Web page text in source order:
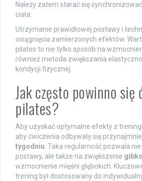
Należy zatem starać się
ciała.
Utrzymanie prawidłowej postawy i
osiągnięcia zamierzonych efektów.
pilates to nie tylko sposób na
również metoda zwiększania
kondycji fizycznej.
Jak często powinno się
pilates?
Aby uzyskać optymalne efekty z
aby ćwiczenia odbywały się
tygodniu. Taka regularność pozwala
postawy, ale także na zwiększenie
wzmocnienie mięśni głębokich.
trening był dostosowany do